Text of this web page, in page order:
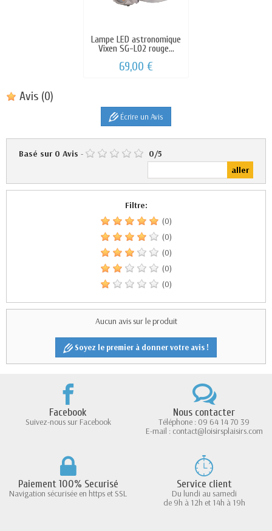
Lampe LED astronomique
Vixen SG-L02 rouge...
69,00 €
Avis (0)
Écrire un Avis
Basé sur 0 Avis - 0/5
Filtre:
(0)
(0)
(0)
(0)
(0)
Aucun avis sur le produit
Soyez le premier à donner votre avis !
Facebook
Suivez-nous sur Facebook
Nous contacter
Téléphone : 09 64 14 70 39
E-mail : contact@loisirsplaisirs.com
Paiement 100% Securisé
Navigation sécurisée en https et SSL
Service client
Du lundi au samedi
de 9h à 12h et 14h à 19h